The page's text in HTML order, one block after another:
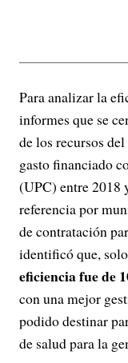
Para analizar la
informes que se
de los recursos
gasto financiado
(UPC) entre 2018
referencia por
de contratación
identificó que,
eficiencia fue de
con una mejor
podido destinar
de salud para la